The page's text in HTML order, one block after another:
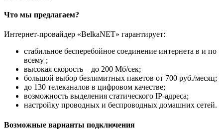
Что мы предлагаем?
Интернет-провайдер «BelkaNET» гарантирует:
стабильное бесперебойное соединение интернета в и по
всему ;
высокая скорость – до 200 Мб/сек;
большой выбор безлимитных пакетов от 700 руб./месяц;
до 130 телеканалов в цифровом качестве;
возможность выделения статического IP-адреса;
настройку проводных и беспроводных домашних сетей.
Возможные варианты подключения